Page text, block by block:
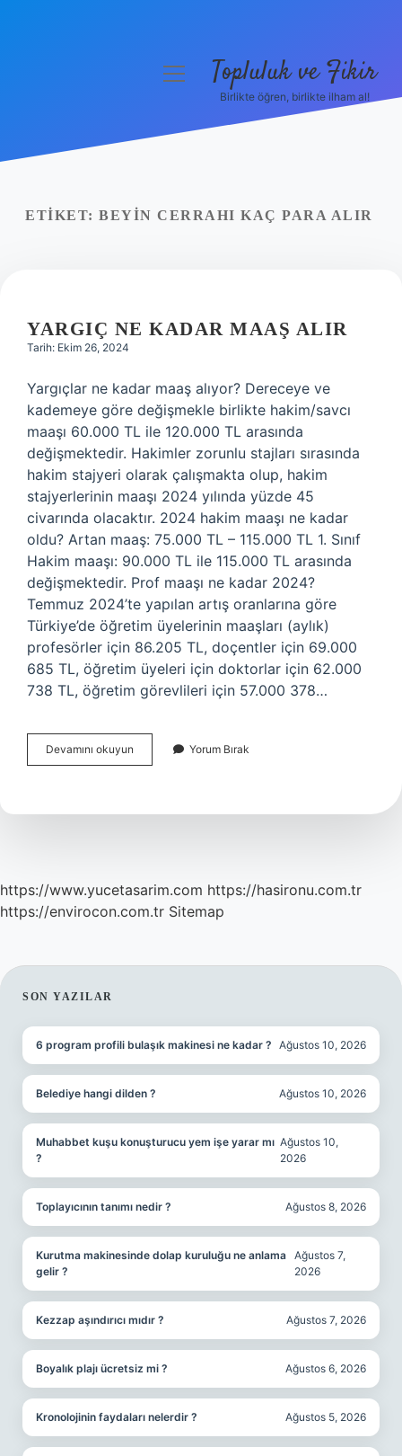
Yasal Uyarı
menüyüTopluluk ve Fikir
Birlikte öğren, birlikte ilham al!
ETIKET: BEYIN CERRAHI KAÇ PARA ALIR
YARGIÇ NE KADAR MAAŞ ALIR
Tarih: Ekim 26, 2024
Yargıçlar ne kadar maaş alıyor? Dereceye ve
kademeye göre değişmekle birlikte hakim/savcı
maaşı 60.000 TL ile 120.000 TL arasında
değişmektedir. Hakimler zorunlu stajları sırasında
hakim stajyeri olarak çalışmakta olup, hakim
stajyerlerinin maaşı 2024 yılında yüzde 45
civarında olacaktır. 2024 hakim maaşı ne kadar
oldu? Artan maaş: 75.000 TL – 115.000 TL 1. Sınıf
Hakim maaşı: 90.000 TL ile 115.000 TL arasında
değişmektedir. Prof maaşı ne kadar 2024?
Temmuz 2024’te yapılan artış oranlarına göre
Türkiye’de öğretim üyelerinin maaşları (aylık)
profesörler için 86.205 TL, doçentler için 69.000
685 TL, öğretim üyeleri için doktorlar için 62.000
738 TL, öğretim görevlileri için 57.000 378…
Devamını okuyun
Ne
Alır
Yorum Bırak
https://www.yucetasarim.com https://hasironu.com.tr
https://envirocon.com.tr Sitemap
SIDEBAR
SON YAZILAR
6 program profili bulaşık makinesi ne kadar ? Ağustos 10, 2026
Belediye hangi dilden ? Ağustos 10, 2026
Muhabbet kuşu konuşturucu yem işe yarar mı
?
Ağustos 10,
2026
Toplayıcının tanımı nedir ? Ağustos 8, 2026
Kurutma makinesinde dolap kuruluğu ne anlama
gelir ?
Ağustos 7,
2026
Kezzap aşındırıcı mıdır ? Ağustos 7, 2026
Boyalık plajı ücretsiz mi ? Ağustos 6, 2026
Kronolojinin faydaları nelerdir ? Ağustos 5, 2026